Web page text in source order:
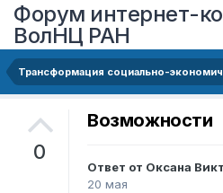
Форум интернет-
ВолНЦ РАН
0
Возможности
Ответ от Оксана
20 мая